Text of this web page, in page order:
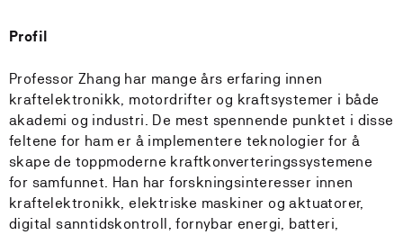
Profil
Professor Zhang har mange års erfaring innen
kraftelektronikk, motordrifter og kraftsystemer i både
akademi og industri. De mest spennende punktet i disse
feltene for ham er å implementere teknologier for å
skape de toppmoderne kraftkonverteringssystemene
for samfunnet. Han har forskningsinteresser innen
kraftelektronikk, elektriske maskiner og aktuatorer,
digital sanntidskontroll, fornybar energi, batteri,